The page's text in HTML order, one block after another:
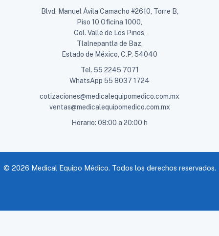
Blvd. Manuel Ávila Camacho #2610, Torre B,
Piso 10 Oficina 1000,
Col. Valle de Los Pinos,
Tlalnepantla de Baz,
Estado de México, C.P. 54040
Tel. 55 2245 7071
WhatsApp 55 8037 1724
cotizaciones@medicalequipomedico.com.mx
ventas@medicalequipomedico.com.mx
Horario: 08:00 a 20:00 h
© 2026 Medical Equipo Médico. Todos los derechos reservados.